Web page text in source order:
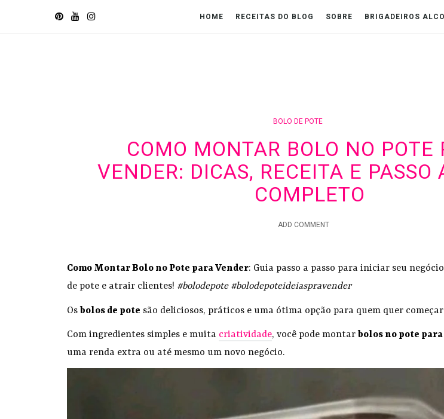
HOME RECEITAS DO BLOG SOBRE BRIGADEIROS
BOLO DE POTE
COMO MONTAR BOLO NO POTE
VENDER: DICAS, RECEITA E PASSO
COMPLETO
ADD COMMENT
Como Montar Bolo no Pote para Vender: Guia passo a passo para iniciar seu
de pote e atrair clientes! #bolodepote #bolodepoteideiaspravender
Os bolos de pote são deliciosos, práticos e uma ótima opção para quem quer
Com ingredientes simples e muita criatividade, você pode montar bolos no pote
uma renda extra ou até mesmo um novo negócio.